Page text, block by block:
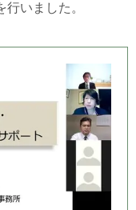
いました。